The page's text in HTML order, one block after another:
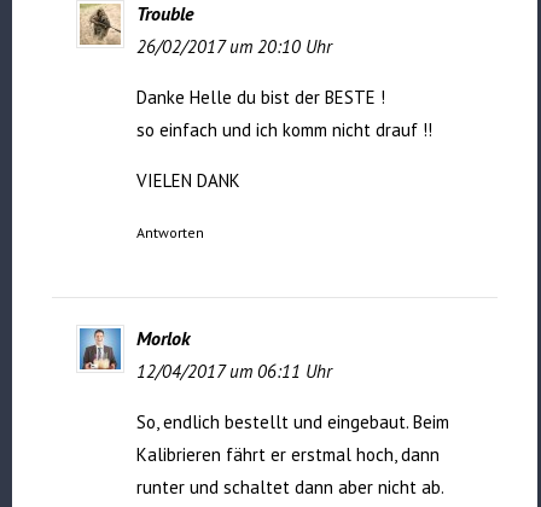
Trouble
26/02/2017 um 20:10 Uhr
Danke Helle du bist der BESTE !
so einfach und ich komm nicht drauf !!
VIELEN DANK
Antworten
Morlok
12/04/2017 um 06:11 Uhr
So, endlich bestellt und eingebaut. Beim
Kalibrieren fährt er erstmal hoch, dann
runter und schaltet dann aber nicht ab.